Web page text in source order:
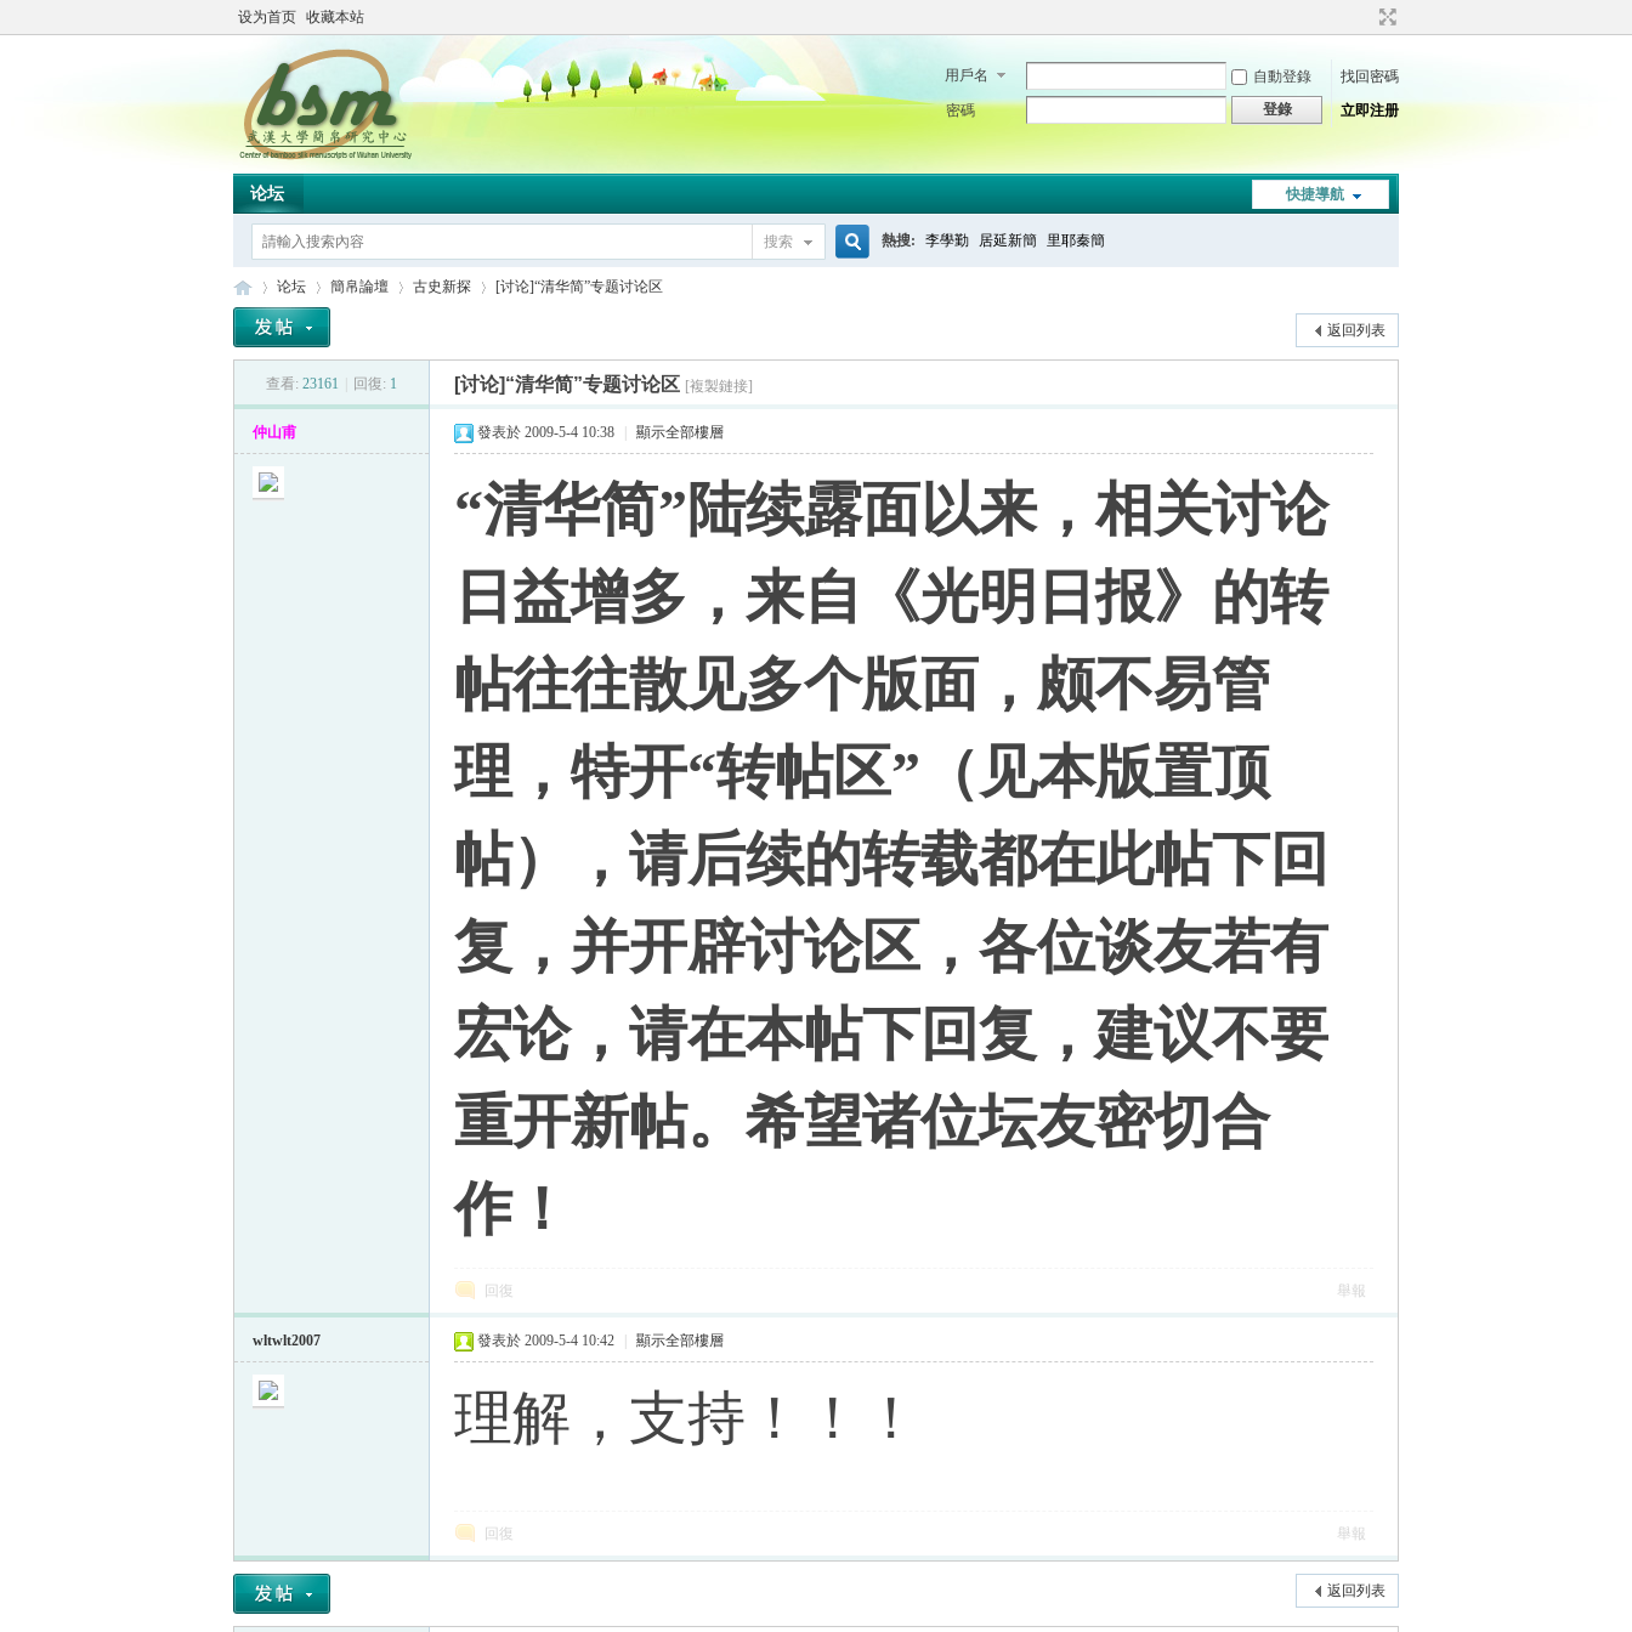
设为首页 收藏本站
用戶名 自動登錄
找回密碼
密碼
登錄 立即注册
快捷導航
论坛
搜索 熱搜: 李學勤 居延新簡 里耶秦簡
论坛
›
簡帛論壇
›
古史新探
›
[讨论]“清华简”专题讨论区
返回列表
查看: 23161 回復: 1 [讨论]“清华简”专题讨论区 [複製鏈接]
仲山甫 發表於 2009-5-4 10:38 顯示全部樓層
“清华简”陆续露面以来，相关讨论
日益增多，来自《光明日报》的转
帖往往散见多个版面，颇不易管
理，特开“转帖区”（见本版置顶
帖），请后续的转载都在此帖下回
复，并开辟讨论区，各位谈友若有
宏论，请在本帖下回复，建议不要
重开新帖。希望诸位坛友密切合
作！
回復 舉報
wltwlt2007 發表於 2009-5-4 10:42 顯示全部樓層
理解，支持！！！
回復 舉報
返回列表